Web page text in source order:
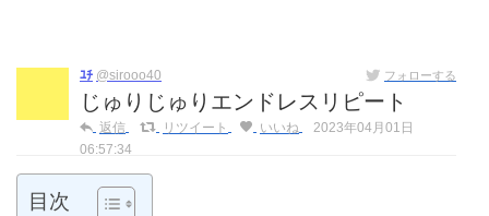
ﾕﾁ @sirooo40 フォローする
じゅりじゅりエンドレスリピート
返信 リツイート いいね
2023年04月01日
06:57:34
目次